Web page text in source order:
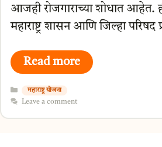
आजही रोजगाराच्या शोधात
महाराष्ट्र शासन आणि जिल्हा परिषद
Read more
Categories
महाराष्ट्र योजना
Leave a comment